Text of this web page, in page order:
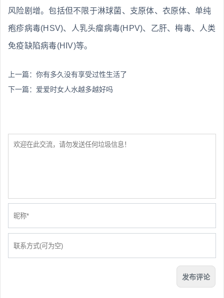
风险剧增。包括但不限于淋球菌、支原体、衣原体、单纯
疱疹病毒(HSV)、人乳头瘤病毒(HPV)、乙肝、梅毒、人类
免疫缺陷病毒(HIV)等。
上一篇： 你有多久没有享受过性生活了
下一篇： 爱爱时女人水越多越好吗